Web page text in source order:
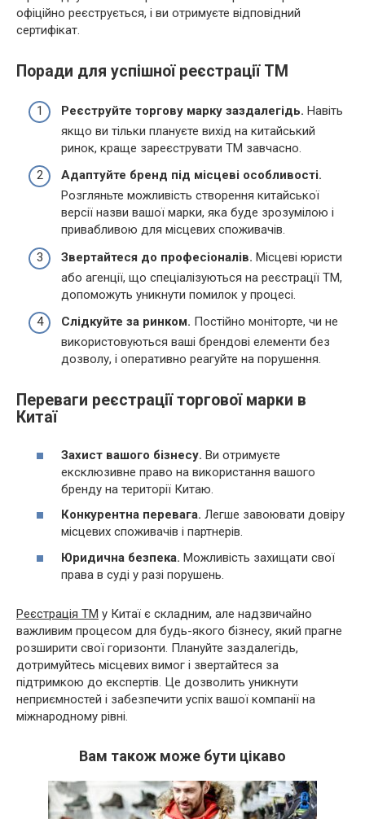
офіційно реєструється, і ви отримуєте відповідний
сертифікат.
Поради для успішної реєстрації ТМ
Реєструйте торгову марку заздалегідь. Навіть
якщо ви тільки плануєте вихід на китайський
ринок, краще зареєструвати ТМ завчасно.
Адаптуйте бренд під місцеві особливості.
Розгляньте можливість створення китайської
версії назви вашої марки, яка буде зрозумілою і
привабливою для місцевих споживачів.
Звертайтеся до професіоналів. Місцеві юристи
або агенції, що спеціалізуються на реєстрації ТМ,
допоможуть уникнути помилок у процесі.
Слідкуйте за ринком. Постійно моніторте, чи не
використовуються ваші брендові елементи без
дозволу, і оперативно реагуйте на порушення.
Переваги реєстрації торгової марки в
Китаї
Захист вашого бізнесу. Ви отримуєте
ексклюзивне право на використання вашого
бренду на території Китаю.
Конкурентна перевага. Легше завоювати довіру
місцевих споживачів і партнерів.
Юридична безпека. Можливість захищати свої
права в суді у разі порушень.
Реєстрація ТМ у Китаї є складним, але надзвичайно
важливим процесом для будь-якого бізнесу, який прагне
розширити свої горизонти. Плануйте заздалегідь,
дотримуйтесь місцевих вимог і звертайтеся за
підтримкою до експертів. Це дозволить уникнути
неприємностей і забезпечити успіх вашої компанії на
міжнародному рівні.
Вам також може бути цікаво